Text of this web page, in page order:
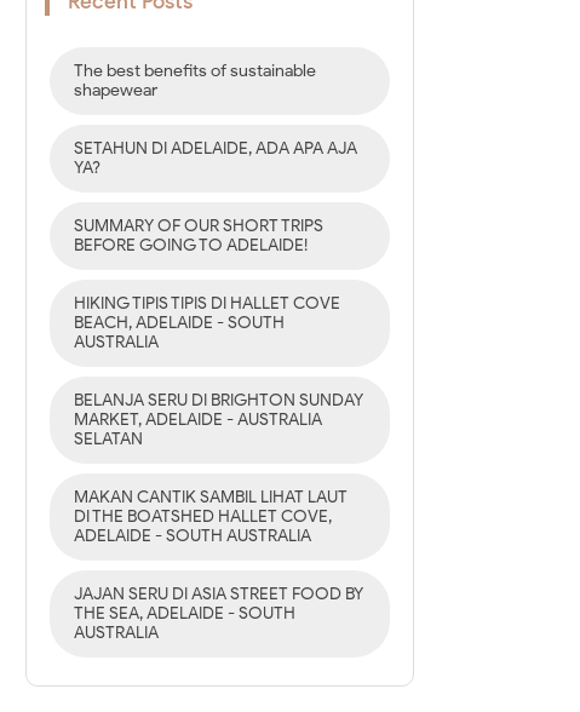
The best benefits of sustainable
shapewear
SETAHUN DI ADELAIDE, ADA APA AJA
YA?
SUMMARY OF OUR SHORT TRIPS
BEFORE GOING TO ADELAIDE!
HIKING TIPIS TIPIS DI HALLET COVE
BEACH, ADELAIDE - SOUTH
AUSTRALIA
BELANJA SERU DI BRIGHTON SUNDAY
MARKET, ADELAIDE - AUSTRALIA
SELATAN
MAKAN CANTIK SAMBIL LIHAT LAUT
DI THE BOATSHED HALLET COVE,
ADELAIDE - SOUTH AUSTRALIA
JAJAN SERU DI ASIA STREET FOOD BY
THE SEA, ADELAIDE - SOUTH
AUSTRALIA